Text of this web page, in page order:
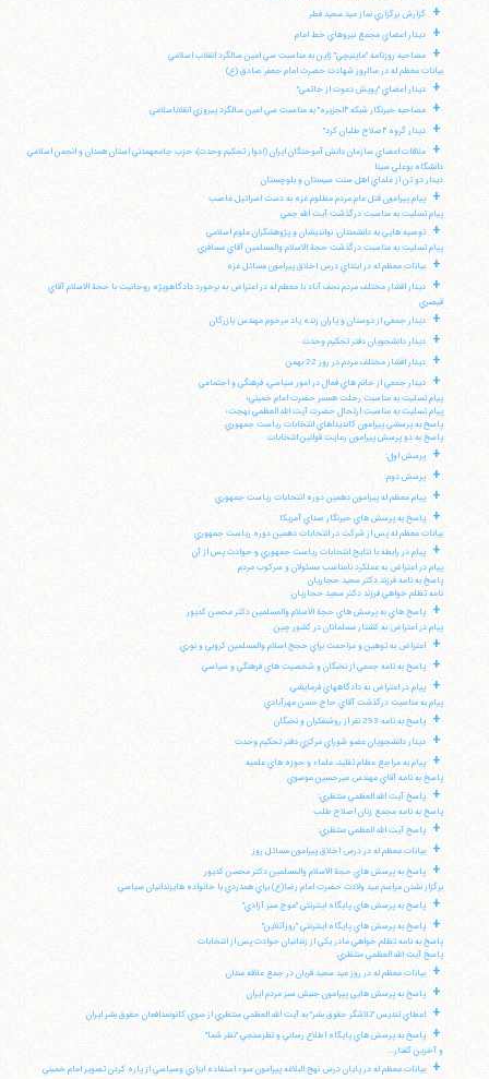
+ گزارش برگزاري نماز عيد سعيد فطر
+ ديدار اعضاي مجمع نيروهاي خط امام
+
مصاحبه روزنامه "ماينيچي" ژاپن به مناسبت سي امين سالگرد انقلاب اسلامي
بيانات معظم له در سالروز شهادت حضرت امام جعفر صادق (ع)
+ ديدار اعضاي "پويش دعوت از خاتمي"
+ مصاحبه خبرنگار شبكه "الجزيره" به مناسبت سي امين سالگرد پيروزي انقلاباسلامي
+ ديدار گروه "اصلاح طلبان كرد"
+
ملاقات اعضاي سازمان دانش آموختگان ايران (ادوار تحكيم وحدت)، حزب جامعهمدني استان همدان و انجمن اسلامي
دانشگاه بوعلي سينا
ديدار دو تن از علماي اهل سنت سيستان و بلوچستان
+
پيام پيرامون قتل عام مردم مظلوم غزه به دست اسرائيل غاصب
پيام تسليت به مناسبت درگذشت آيت الله جمي
+
توصيه هايي به دانشمندان، نوانديشان و پژوهشگران علوم اسلامي
پيام تسليت به مناسبت درگذشت حجة الاسلام والمسلمين آقاي مسافري
+ بيانات معظم له در ابتداي درس اخلاق پيرامون مسائل غزه
+
ديدار اقشار مختلف مردم نجف آباد با معظم له در اعتراض به برخورد دادگاهويژه روحانيت با حجة الاسلام آقاي
قيصري
+ ديدار جمعي از دوستان و ياران زنده ياد مرحوم مهندس بازرگان
+ ديدار دانشجويان دفتر تحكيم وحدت
+ ديدار اقشار مختلف مردم در روز 22 بهمن
+
ديدار جمعي از خانم هاي فعال در امور سياسي، فرهنگي و اجتماعي
پيام تسليت به مناسبت رحلت همسر حضرت امام خميني؛
پيام تسليت به مناسبت ارتحال حضرت آيت الله العظمي بهجت؛
پاسخ به پرسشي پيرامون كانديداهاي انتخابات رياست جمهوري
پاسخ به دو پرسش پيرامون رعايت قوانين انتخابات
+ پرسش اول:
+ پرسش دوم:
+ پيام معظم له پيرامون دهمين دوره انتخابات رياست جمهوري
+
پاسخ به پرسش هاي خبرنگار صداي آمريكا
بيانات معظم له پس از شركت در انتخابات دهمين دوره رياست جمهوري
+
پيام در رابطه با نتايج انتخابات رياست جمهوري و حوادث پس از آن
پيام در اعتراض به عملكرد نامناسب مسئولان و سركوب مردم
پاسخ به نامه فرزند دكتر سعيد حجاريان
نامه تظلم خواهي فرزند دكتر سعيد حجاريان:
+
پاسخ هاي به پرسش هاي حجة الاسلام والمسلمين دكتر محسن كديور
پيام در اعتراض به كشتار مسلمانان در كشور چين
+ اعتراض به توهين و مزاحمت براي حجج اسلام والمسلمين كروبي و نوري
+ پاسخ به نامه جمعي از نخبگان و شخصيت هاي فرهنگي و سياسي
+
پيام در اعتراض به دادگاههاي فرمايشي
پيام به مناسبت درگذشت آقاي حاج حسن مهرآبادي
+ پاسخ به نامه 293 نفر از روشنفكران و نخبگان
+ ديدار دانشجويان عضو شوراي مركزي دفتر تحكيم وحدت
+
پيام به مراجع عظام تقليد، علماء و حوزه هاي علميه
پاسخ به نامه آقاي مهندس ميرحسين موسوي
+
پاسخ آيت الله العظمي منتظري:
پاسخ به نامه مجمع زنان اصلاح طلب
+ پاسخ آيت الله العظمي منتظري:
+ بيانات معظم له در درس اخلاق پيرامون مسائل روز
+
پاسخ به پرسش هاي حجة الاسلام والمسلمين دكتر محسن كديور
برگزار نشدن مراسم عيد ولادت حضرت امام رضا(ع) براي همدردي با خانواده هايزندانيان سياسي
+ پاسخ به پرسش هاي پايگاه اينترنتي "موج سبز آزادي"
+
پاسخ به پرسش هاي پايگاه اينترنتي "روزآنلاين"
پاسخ به نامه تظلم خواهي مادر يكي از زندانيان حوادث پس از انتخابات
پاسخ آيت الله العظمي منتظري:
+ بيانات معظم له در روز عيد سعيد قربان در جمع علاقه مندان
+ پاسخ به پرسش هايي پيرامون جنبش سبز مردم ايران
+ اعطاي تنديس "تلاشگر حقوق بشر" به آيت الله العظمي منتظري از سوي كانونمدافعان حقوق بشر ايران
+
پاسخ به پرسش هاي پايگاه اطلاع رساني و نظرسنجي "نظر شما"
و آخرين گفتار...
+ بيانات معظم له در پايان درس نهج البلاغه پيرامون سوء استفاده ابزاري وسياسي از پاره كردن تصوير امام خميني